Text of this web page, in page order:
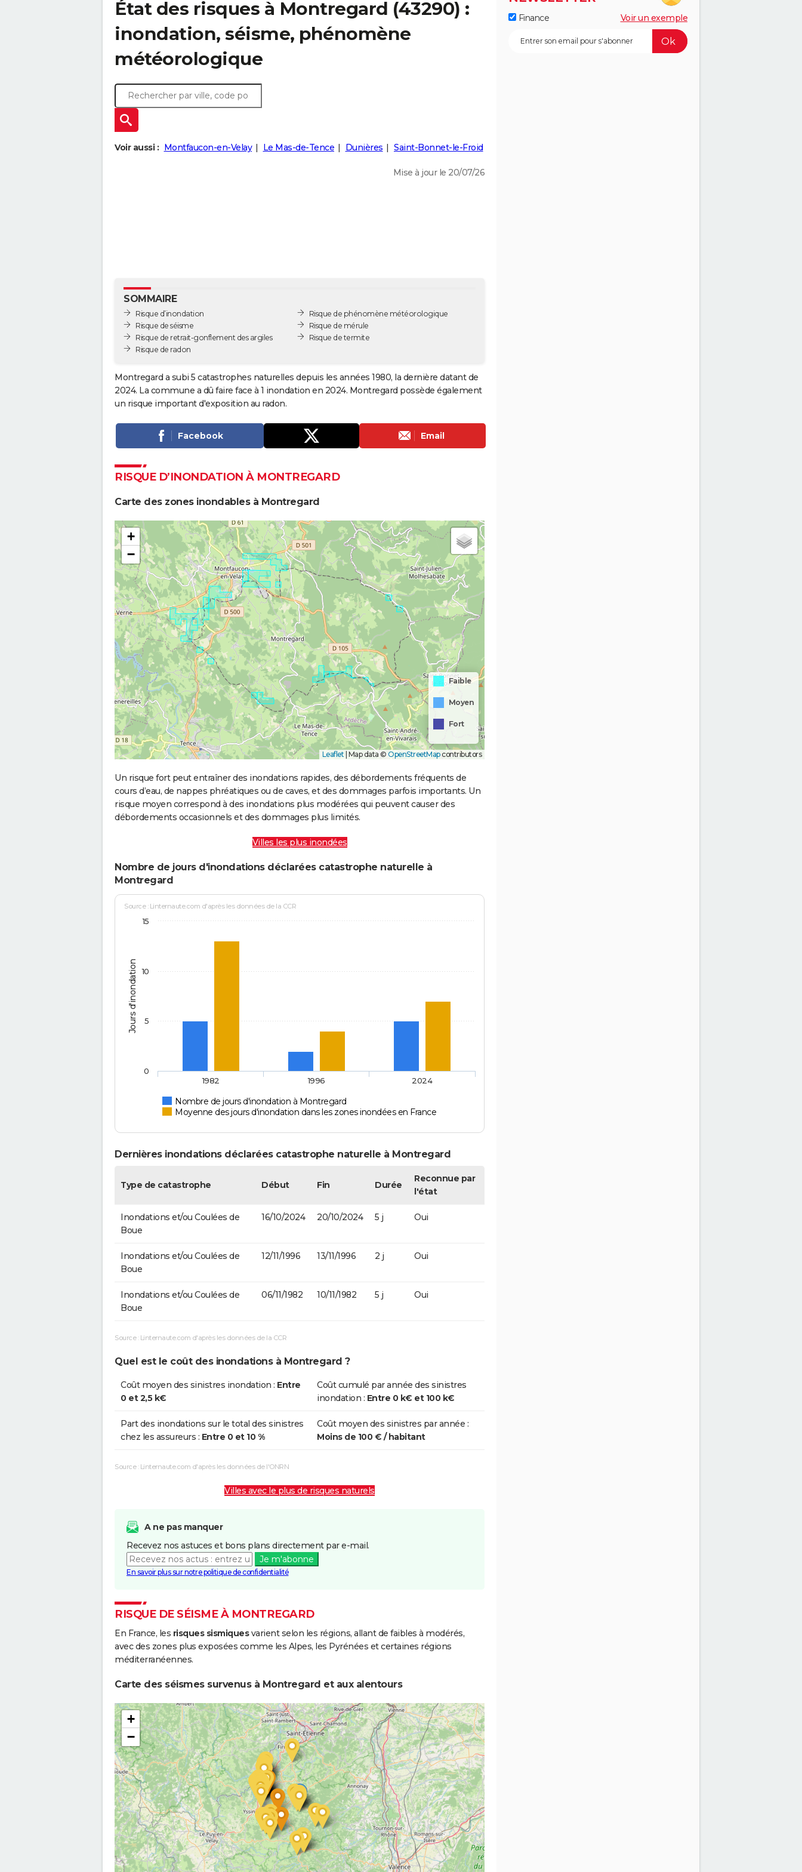
État des risques à Montregard (43290) :
inondation, séisme, phénomène
météorologique
Voir aussi : Montfaucon-en-Velay Le Mas-de-Tence Dunières Saint-Bonnet-le-Froid
Mise à jour le 20/07/26
SOMMAIRE
Risque d’inondation
Risque de séisme
Risque de retrait-gonflement des argiles
Risque de radon
Risque de phénomène météorologique
Risque de mérule
Risque de termite
Montregard a subi 5 catastrophes naturelles depuis les années 1980, la dernière datant de
2024. La commune a dû faire face à 1 inondation en 2024. Montregard possède également
un risque important d'exposition au radon.
Facebook Email
RISQUE D’INONDATION À MONTREGARD
Carte des zones inondables à Montregard
+
−
Faible
Moyen
Fort
Leaflet | Map data © OpenStreetMapcontributors
Un risque fort peut entraîner des inondations rapides, des débordements fréquents de
cours d’eau, de nappes phréatiques ou de caves, et des dommages parfois importants. Un
risque moyen correspond à des inondations plus modérées qui peuvent causer des
débordements occasionnels et des dommages plus limités.
Villes les plus inondées
Nombre de jours d'inondations déclarées catastrophe naturelle à
Montregard
Jours d'inondation
Source : Linternaute.com d'après les données de la CCR
Nombre de jours d'inondation à Montregard
Moyenne des jours d'inondation dans les zones inondées en France
1982 1996 2024
0
5
10
15
Dernières inondations déclarées catastrophe naturelle à Montregard
Type de catastrophe Début Fin Durée
Reconnue par
l'état
Inondations et/ou Coulées de
Boue
16/10/2024 20/10/2024 5 j Oui
Inondations et/ou Coulées de
Boue
12/11/1996 13/11/1996 2 j Oui
Inondations et/ou Coulées de
Boue
06/11/1982 10/11/1982 5 j Oui
Source : Linternaute.com d'après les données de la CCR
Quel est le coût des inondations à Montregard ?
Coût moyen des sinistres inondation : Entre
0 et 2,5 k€
Coût cumulé par année des sinistres
inondation : Entre 0 k€ et 100 k€
Part des inondations sur le total des sinistres
chez les assureurs : Entre 0 et 10 %
Coût moyen des sinistres par année :
Moins de 100 € / habitant
Source : Linternaute.com d'après les données de l'ONRN
Villes avec le plus de risques naturels
A ne pas manquer
Recevez nos astuces et bons plans directement par e-mail.
Je m'abonne
En savoir plus sur notre politique de confidentialité
RISQUE DE SÉISME À MONTREGARD
En France, les risques sismiquesvarient selon les régions, allant de faibles à modérés,
avec des zones plus exposées comme les Alpes, les Pyrénées et certaines régions
méditerranéennes.
Carte des séismes survenus à Montregard et aux alentours
+
−
Finance Voir un exemple